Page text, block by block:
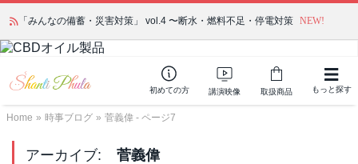
「みんなの備蓄・災害対策」 vol.4 〜断水・燃料不足・停電対策 NEW!
初めての方 講演映像 取扱商品 もっと探す
Home » 時事ブログ » 菅義偉 - ページ7
アーカイブ: 菅義偉